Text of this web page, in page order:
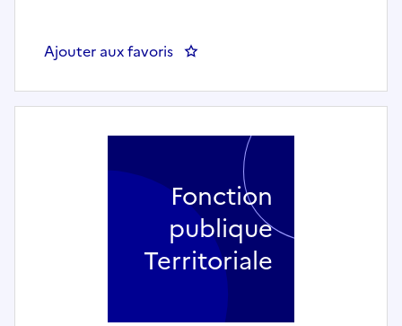
Ajouter aux favoris : agent de développement local -
Fonction
publique
Territoriale